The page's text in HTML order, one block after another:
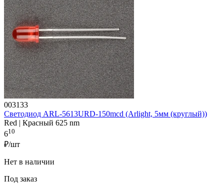
003133
Светодиод ARL-5613URD-150mcd (Arlight, 5мм (круглый))
Red | Красный 625 nm
610
₽/шт
Нет в наличии
Под заказ